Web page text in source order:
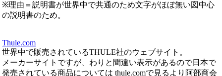
※理由＝説明書が世界中で共通のため文字がほぼ無い図中心
の説明書のため。
Thule.com
世界中で販売されているTHULE社のウェブサイト。
メーカーサイトですが、わりと間違い表示があるので日本で
発売されている商品については thule.comで見るより阿部商会